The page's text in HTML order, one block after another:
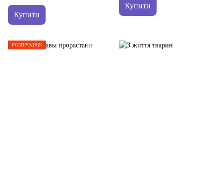
Купити
Купити
РОЗПРОДАЖ